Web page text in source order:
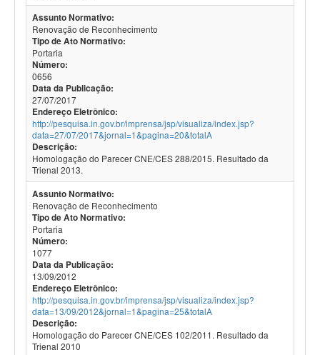
Assunto Normativo:
Renovação de Reconhecimento
Tipo de Ato Normativo:
Portaria
Número:
0656
Data da Publicação:
27/07/2017
Endereço Eletrônico:
http://pesquisa.in.gov.br/imprensa/jsp/visualiza/index.jsp?
data=27/07/2017&jornal=1&pagina=20&totalA
Descrição:
Homologação do Parecer CNE/CES 288/2015. Resultado da
Trienal 2013.
Assunto Normativo:
Renovação de Reconhecimento
Tipo de Ato Normativo:
Portaria
Número:
1077
Data da Publicação:
13/09/2012
Endereço Eletrônico:
http://pesquisa.in.gov.br/imprensa/jsp/visualiza/index.jsp?
data=13/09/2012&jornal=1&pagina=25&totalA
Descrição:
Homologação do Parecer CNE/CES 102/2011. Resultado da
Trienal 2010